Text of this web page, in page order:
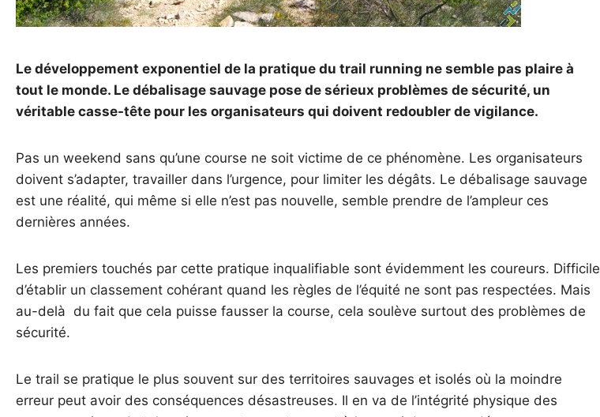
Le développement exponentiel de la pratique du trail running ne semble pas plaire à
tout le monde. Le débalisage sauvage pose de sérieux problèmes de sécurité, un
véritable casse-tête pour les organisateurs qui doivent redoubler de vigilance.
Pas un weekend sans qu’une course ne soit victime de ce phénomène. Les organisateurs
doivent s’adapter, travailler dans l’urgence, pour limiter les dégâts. Le débalisage sauvage
est une réalité, qui même si elle n’est pas nouvelle, semble prendre de l’ampleur ces
dernières années.
Les premiers touchés par cette pratique inqualifiable sont évidemment les coureurs. Difficile
d’établir un classement cohérant quand les règles de l’équité ne sont pas respectées. Mais
au-delà du fait que cela puisse fausser la course, cela soulève surtout des problèmes de
sécurité.
Le trail se pratique le plus souvent sur des territoires sauvages et isolés où la moindre
erreur peut avoir des conséquences désastreuses. Il en va de l’intégrité physique des